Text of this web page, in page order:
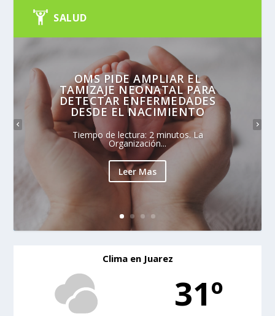
SALUD
OMS PIDE AMPLIAR EL
TAMIZAJE NEONATAL PARA
DETECTAR ENFERMEDADES
DESDE EL NACIMIENTO
Tiempo de lectura: 2 minutos. La
Organización...
Leer Mas
Clima en Juarez
31º